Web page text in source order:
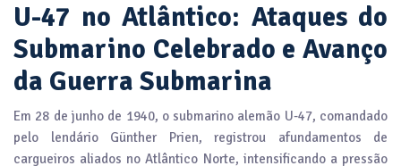
U-47 no Atlântico: Ataques do
Submarino Celebrado e Avanço
da Guerra Submarina
Em 28 de junho de 1940, o submarino alemão U-47, comandado
pelo lendário Günther Prien, registrou afundamentos de
cargueiros aliados no Atlântico Norte, intensificando a pressão